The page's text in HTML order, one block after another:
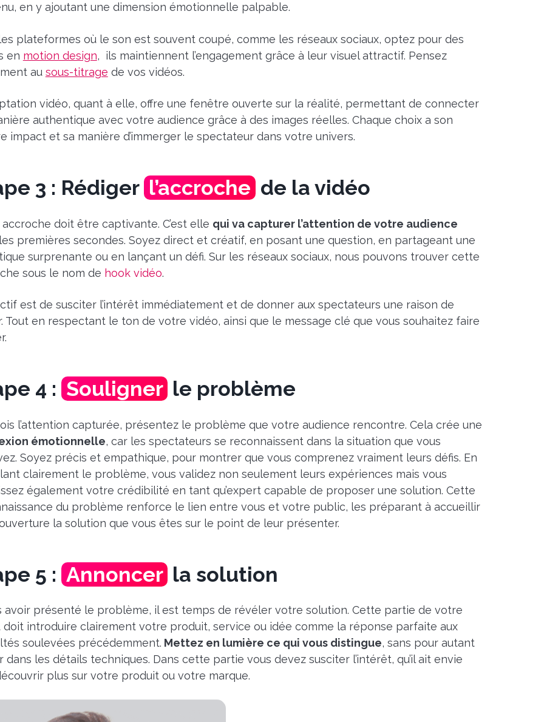
en y ajoutant une dimension émotionnelle palpable.
plateformes où le son est souvent coupé, comme les réseaux sociaux, optez pour des
en motion design, ils maintiennent l’engagement grâce à leur visuel attractif. Pensez
au sous-titrage de vos vidéos.
vidéo, quant à elle, offre une fenêtre ouverte sur la réalité, permettant de connecter
authentique avec votre audience grâce à des images réelles. Chaque choix a son
impact et sa manière d’immerger le spectateur dans votre univers.
3 : Rédigerl’accrochede la vidéo
doit être captivante. C’est elle qui va capturer l’attention de votre audience
premières secondes. Soyez direct et créatif, en posant une question, en partageant une
surprenante ou en lançant un défi. Sur les réseaux sociaux, nous pouvons trouver cette
sous le nom de hook vidéo.
est de susciter l’intérêt immédiatement et de donner aux spectateurs une raison de
Tout en respectant le ton de votre vidéo, ainsi que le message clé que vous souhaitez faire
4 : Soulignerle problème
l’attention capturée, présentez le problème que votre audience rencontre. Cela crée une
émotionnelle, car les spectateurs se reconnaissent dans la situation que vous
Soyez précis et empathique, pour montrer que vous comprenez vraiment leurs défis. En
clairement le problème, vous validez non seulement leurs expériences mais vous
également votre crédibilité en tant qu’expert capable de proposer une solution. Cette
du problème renforce le lien entre vous et votre public, les préparant à accueillir
la solution que vous êtes sur le point de leur présenter.
5 : Annoncerla solution
avoir présenté le problème, il est temps de révéler votre solution. Cette partie de votre
introduire clairement votre produit, service ou idée comme la réponse parfaite aux
soulevées précédemment. Mettez en lumière ce qui vous distingue, sans pour autant
dans les détails techniques. Dans cette partie vous devez susciter l’intérêt, qu’il ait envie
plus sur votre produit ou votre marque.